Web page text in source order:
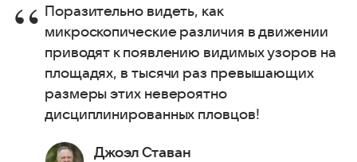
Поразительно видеть, как
микроскопические различия в движении
приводят к появлению видимых узоров на
площадях, в тысячи раз превышающих
размеры этих невероятно
дисциплинированных пловцов!
Джоэл Ставан